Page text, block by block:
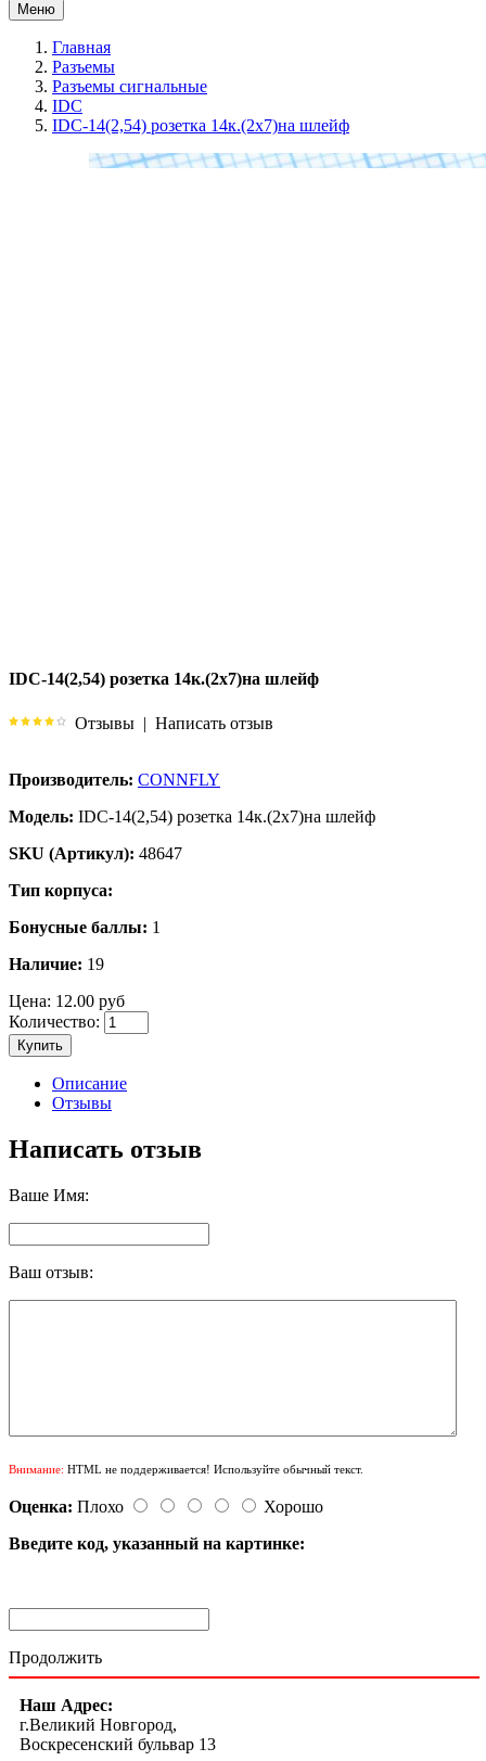
Меню
Главная
Разъемы
Разъемы сигнальные
IDC
IDC-14(2,54) розетка 14к.(2х7)на шлейф
IDC-14(2,54) розетка 14к.(2х7)на шлейф
Отзывы | Написать отзыв
Производитель: CONNFLY
Модель: IDC-14(2,54) розетка 14к.(2х7)на шлейф
SKU (Артикул): 48647
Тип корпуса:
Бонусные баллы: 1
Наличие: 19
Цена: 12.00 руб
Количество:
Купить
Описание
Отзывы
Написать отзыв
Ваше Имя:
Ваш отзыв:
Внимание: HTML не поддерживается! Используйте обычный текст.
Оценка: Плохо
Хорошо
Введите код, указанный на картинке:
Продолжить
Наш Адрес:
г.Великий Новгород,
Воскресенский бульвар 13